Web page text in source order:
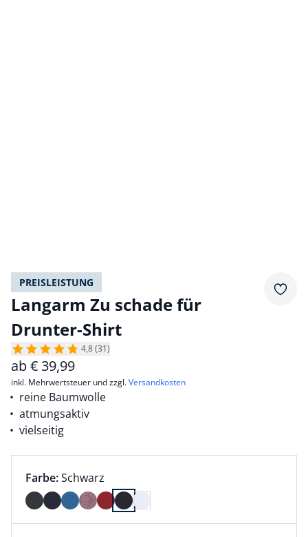
PREISLEISTUNG
Langarm Zu schade für
Drunter-Shirt
4,8 (31)
ab€ 39,99
inkl. Mehrwertsteuer und zzgl.Versandkosten
reine Baumwolle
atmungsaktiv
vielseitig
Farbauswahl:
Farbe:aktuell ausgewählt:
Schwarz
Farbe Schwarz ausgewählt